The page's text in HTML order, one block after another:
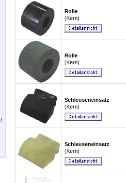
Rolle
(Kern)
Rolle
(Kern)
Schleuseneinsatz
(Kern)
Schleuseneinsatz
(Kern)